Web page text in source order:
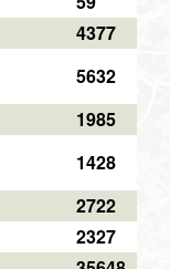
4377
5632
1985
1428
2722
2327